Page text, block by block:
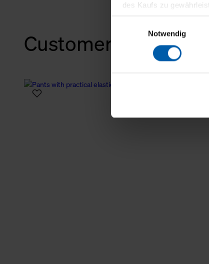
des Kaufs zu
Für die Darstellung
sowie für Marketing-,
personenbezogene
Klicken Sie auf "Alle
verwenden dürfen.
Notwendig
Customers also